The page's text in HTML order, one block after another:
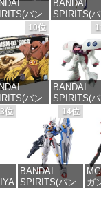
) 色分け済
ラモデル
格：¥6,600
価格：
バン
スピリッ
機動
ガンダム
I(黒い三連
様) 1/144
ール 色分
みプラモ
格：¥2,202
BANDAI
SPIRITS(
ダイ スピ
Fate/Grand
Order アル
ア・キャスタ
ー 色分け
プラモデル
価格：
10位
バン
スピリッ
機動
ガンダム
03 ゴッ
144スケー
分け済み
モデル
BANDAI
SPIRITS(
ダイ スピリ
ツ) HGUC
機動戦士Z
ダム キュ
イ 1/144ス
ル 色分け
プラモデル
位 14位
BANDAI
SPIRITS(バン
ガ